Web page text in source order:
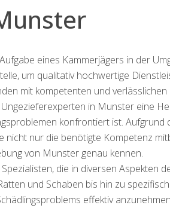
eines Kammerjägers in der
um qualitativ hochwertige
mit kompetenten und
in Munster eine
konfrontiert ist. Aufgrund
nicht nur die benötigte Kompetenz
von Munster genau kennen.
die in diversen Aspekten
und Schaben bis hin zu
effektiv